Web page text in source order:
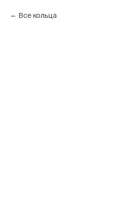
Все кольца